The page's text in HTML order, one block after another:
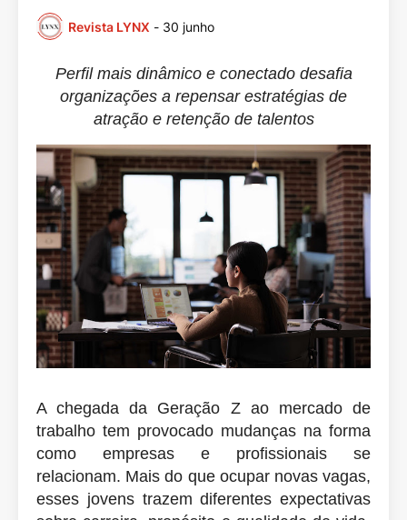
Revista LYNX - 30 junho
Perfil mais dinâmico e conectado desafia
organizações a repensar estratégias de
atração e retenção de talentos
A chegada da Geração Z ao mercado de
trabalho tem provocado mudanças na forma
como empresas e profissionais se
relacionam. Mais do que ocupar novas vagas,
esses jovens trazem diferentes expectativas